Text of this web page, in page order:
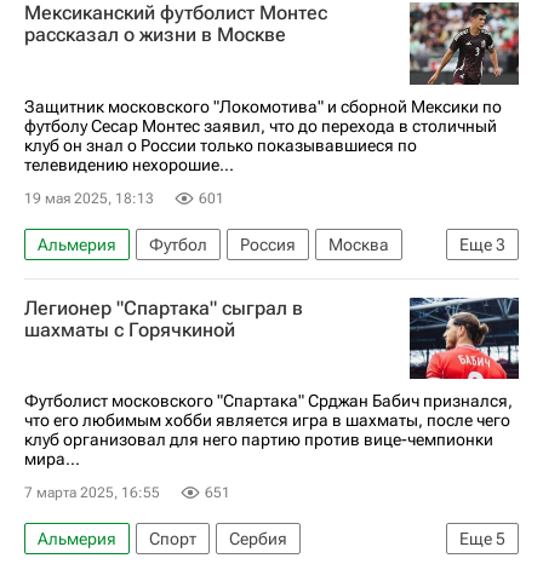
Чемпионат Испании по футболу
Мексиканский футболист Монтес
рассказал о жизни в Москве
Защитник московского "Локомотива" и сборной Мексики по
футболу Сесар Монтес заявил, что до перехода в столичный
клуб он знал о России только показывавшиеся по
телевидению нехорошие...
19 мая 2025, 18:13 601
Еще3
Альмерия Футбол Россия
Москва
Мексика
Локомотив (Москва)
РПЛ 2026-2027 (Чемпионат России по футболу)
Легионер "Спартака" сыграл в
шахматы с Горячкиной
Футболист московского "Спартака" Срджан Бабич признался,
что его любимым хобби является игра в шахматы, после чего
клуб организовал для него партию против вице-чемпионки
мира...
7 марта 2025, 16:55 651
Еще5
Альмерия Спорт
Сербия